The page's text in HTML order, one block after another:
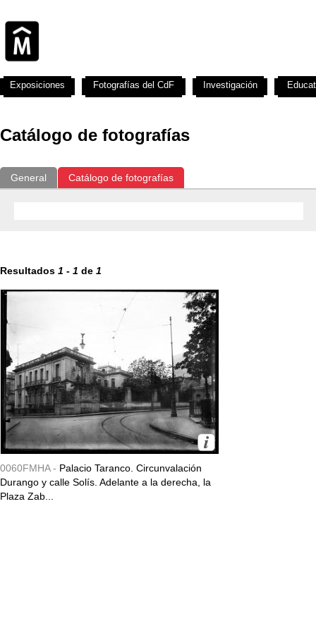
Catálogo de fotografías
General Catálogo de fotografías
Resultados 1 - 1 de 1
0060FMHA - Palacio Taranco. Circunvalación
Durango y calle Solís. Adelante a la derecha, la
Plaza Zab...
Exposiciones Fotografías del CdF Investigación